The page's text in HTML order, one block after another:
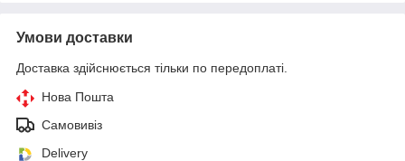
Умови доставки
Доставка здійснюється тільки по передоплаті.
Нова Пошта
Самовивіз
Delivery